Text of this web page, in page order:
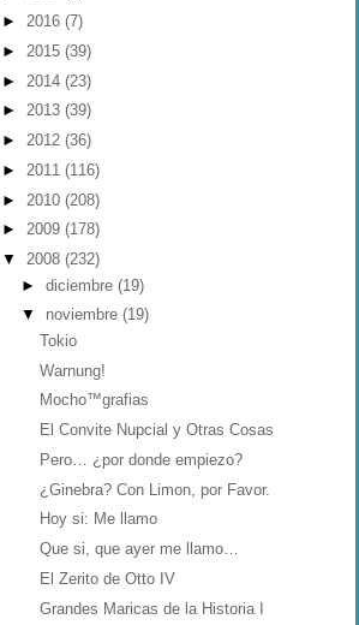
► 2016 (7)
► 2015 (39)
► 2014 (23)
► 2013 (39)
► 2012 (36)
► 2011 (116)
► 2010 (208)
► 2009 (178)
▼ 2008 (232)
► diciembre (19)
▼ noviembre (19)
Tokio
Warnung!
Mocho™grafias
El Convite Nupcial y Otras Cosas
Pero… ¿por donde empiezo?
¿Ginebra? Con Limon, por Favor.
Hoy si: Me llamo
Que si, que ayer me llamo…
El Zerito de Otto IV
Grandes Maricas de la Historia I